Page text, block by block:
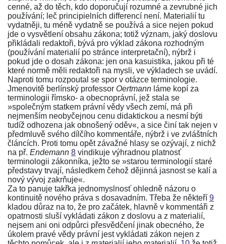
cenné, až do těch, kdo doporučují rozumné a zevrubné jich
používání; leč principielních differencí není. Materialií tu
vydatněji, tu méně vydatně se používá a sice nejen pokud
jde o vysvětlení obsahu zákona; totiž význam, jaký doslovu
přikládali redaktoři, bývá pro výklad zákona rozhodným
(používání materialií po stránce interpretační), nýbrž i
pokud jde o dosah zákona: jen ona kasuistika, jakou při té
které normě měli redaktoři na mysli, ve výkladech se uvádí.
Naproti tomu rozpoutal se spor v otázce terminologie.
Jmenovitě berlínský professor Oertmann láme kopí za
terminologii římsko- a obecnoprávní, jež stala se
»společným statkem právní vědy všech zemí, má při
nejmenším neobyčejnou cenu didaktickou a nesmí býti
tudíž odhozena jak obnošený oděv«, a sice činí tak nejen v
předmluvě svého dílčího kommentáře, nýbrž i ve zvláštních
článcích. Proti tomu opět závažné hlasy se ozývají, z nichž
na př. Endemann 8 vindikuje výhradnou platnosť
terminologii zákonníka, ježto se »starou terminologií staré
představy trvají, následkem čehož dějinná jasnost se kalí a
nový vývoj zakrňuje«.
Za to panuje takřka jednomyslnosť ohledně názoru o
kontinuitě nového práva s dosavadním. Třeba že někteří 9
kladou důraz na to, že pro začátek, hlavně v kommentáři z
opatrnosti sluší vykládati zákon z doslovu a z materialií,
nejsem ani oni odpůrci přesvědčení jinak obecného, že
úkolem pravé vědy právní jest vykládati zákon nejen z